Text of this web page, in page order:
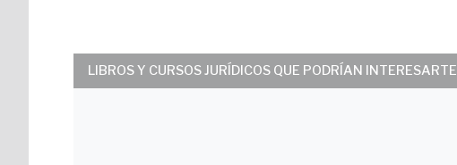
LIBROS Y CURSOS JURÍDICOS QUE PODRÍAN INTERESARTE